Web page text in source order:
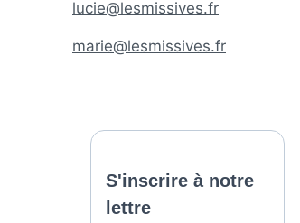
lucie@lesmissives.fr
marie@lesmissives.fr